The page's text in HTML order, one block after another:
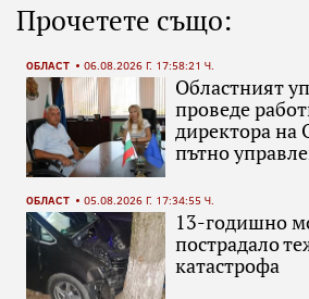
Прочетете също:
ОБЛАСТ 06.08.2026 Г. 17:58:21 Ч.
Областният
проведе
директора на
пътно
ОБЛАСТ 05.08.2026 Г. 17:34:55 Ч.
13-годишно
пострадало
катастрофа